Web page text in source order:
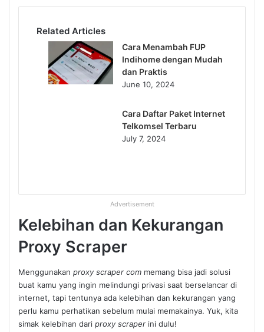
Related Articles
Cara Menambah FUP
Indihome dengan Mudah
dan Praktis
June 10, 2024
Cara Daftar Paket Internet
Telkomsel Terbaru
July 7, 2024
Advertisement
Kelebihan dan Kekurangan
Proxy Scraper
Menggunakan proxy scraper com memang bisa jadi solusi
buat kamu yang ingin melindungi privasi saat berselancar di
internet, tapi tentunya ada kelebihan dan kekurangan yang
perlu kamu perhatikan sebelum mulai memakainya. Yuk, kita
simak kelebihan dari proxy scraper ini dulu!